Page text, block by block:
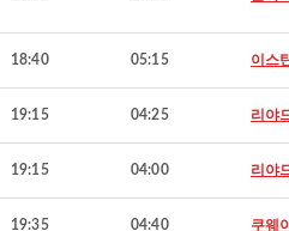
18:40 05:15 이스
19:15 04:25 리야
19:15 04:00 리야
19:35 04:40 쿠웨